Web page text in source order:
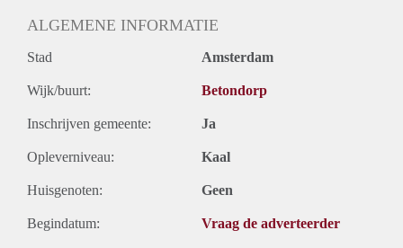
ALGEMENE INFORMATIE
Stad Amsterdam
Wijk/buurt: Betondorp
Inschrijven gemeente: Ja
Opleverniveau: Kaal
Huisgenoten: Geen
Begindatum: Vraag de adverteerder